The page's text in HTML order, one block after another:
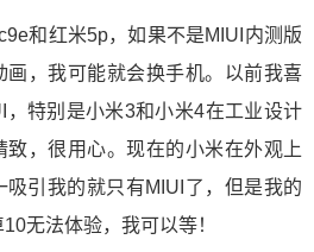
和红米5p，如果不是MIUI内测版
画，我可能就会换手机。以前我喜
，特别是小米3和小米4在工业设计
致，很用心。现在的小米在外观上
引我的就只有MIUI了，但是我的
无法体验，我可以等！